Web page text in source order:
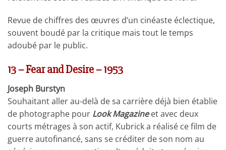
Revue de chiffres des œuvres d’un cinéaste éclectique,
souvent boudé par la critique mais tout le temps
adoubé par le public.
13 – Fear and Desire – 1953
Joseph Burstyn
Souhaitant aller au-delà de sa carrière déjà bien établie
de photographe pour Look Magazineet avec deux
courts métrages à son actif, Kubrick a réalisé ce film de
guerre autofinancé, sans se créditer de son nom au